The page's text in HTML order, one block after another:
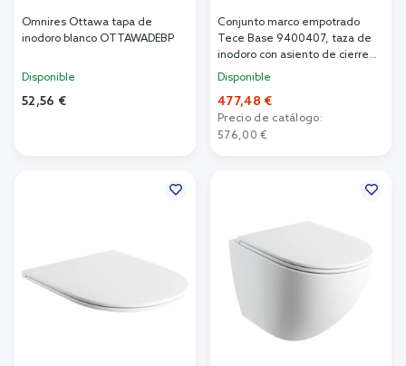
Omnires Ottawa tapa de
inodoro blanco OTTAWADEBP
Disponible
52,56 €
Conjunto marco empotrado
Tece Base 9400407, taza de
inodoro con asiento de cierre
suave Omnires Ottawa
Disponible
477,48 €
Precio de catálogo:
576,00 €